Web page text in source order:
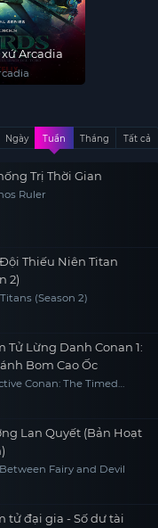
Arcadia
Ngày Tuần Tháng Tất cả
Trị Thời Gian
Ruler
Thiếu Niên Titan
2)
(Season 2)
Tử Lừng Danh Conan 1:
Bom Cao Ốc
Conan: The Timed
Lan Quyết (Bản Hoạt
Fairy and Devil
tử đại gia - Số dư tài